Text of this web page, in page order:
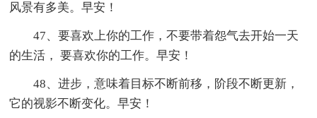
风景有多美。早安！
47、要喜欢上你的工作，不要带着怨气去开始一天
的生活， 要喜欢你的工作。早安！
48、进步，意味着目标不断前移，阶段不断更新，
它的视影不断变化。早安！